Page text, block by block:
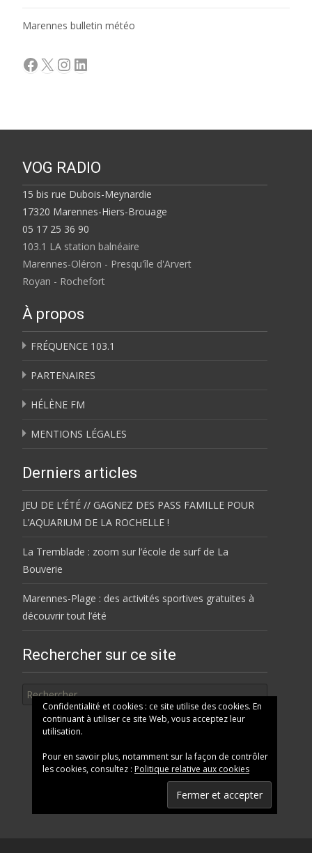
Marennes bulletin météo
Facebook
X Instagram
LinkedIn
VOG RADIO
15 bis rue Dubois-Meynardie
17320 Marennes-Hiers-Brouage
05 17 25 36 90
103.1 LA station balnéaire
Marennes-Oléron - Presqu'île d'Arvert
Royan - Rochefort
À propos
FRÉQUENCE 103.1
PARTENAIRES
HÉLÈNE FM
MENTIONS LÉGALES
Derniers articles
JEU DE L’ÉTÉ // GAGNEZ DES PASS FAMILLE POUR
L’AQUARIUM DE LA ROCHELLE !
La Tremblade : zoom sur l’école de surf de La
Bouverie
Marennes-Plage : des activités sportives gratuites à
découvrir tout l’été
Rechercher sur ce site
Confidentialité et cookies : ce site utilise des cookies. En
continuant à utiliser ce site Web, vous acceptez leur
utilisation.
Pour en savoir plus, notamment sur la façon de contrôler
les cookies, consultez : Politique relative aux cookies